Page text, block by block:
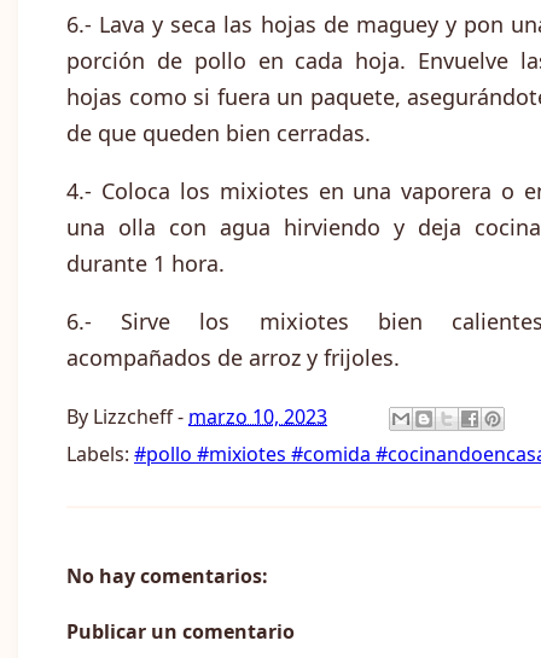
6.- Lava y seca las hojas de maguey y pon
porción de pollo en cada hoja. Envuelve
hojas como si fuera un paquete,
de que queden bien cerradas.
4.- Coloca los mixiotes en una vaporera o
una olla con agua hirviendo y deja
durante 1 hora.
6.- Sirve los mixiotes bien
acompañados de arroz y frijoles.
By Lizzcheff- marzo 10, 2023
Labels: #pollo #mixiotes #comida
No hay comentarios:
Publicar un comentario